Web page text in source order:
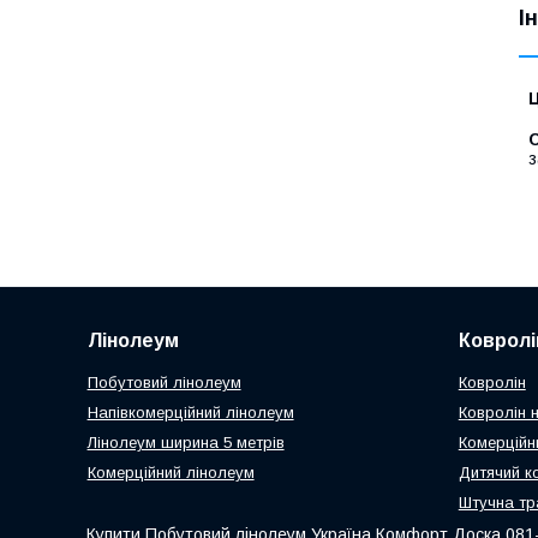
Лінолеум
Побутовий лінолеум
Напівкомерційний лінолеум
Лінолеум ширина 5 метрів
Комерційний лінолеум
Ковролін
Ковролін
Дитячий
Штучна